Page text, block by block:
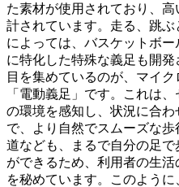
た素材が使用されており、
計されています。走る、跳
によっては、バスケットボ
に特化した特殊な義足も開
目を集めているのが、マイ
「電動義足」です。これは
の環境を感知し、 状況に合わ
で、より自然でスムーズな歩
道なども、まるで自分の足
ができるため、利用者の生
を秘めています。このよう